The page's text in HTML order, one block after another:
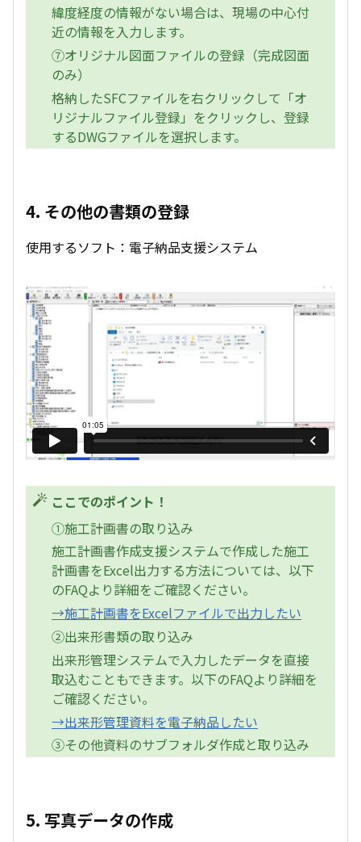
緯度経度の情報がない場合は、現場の中心付
近の情報を入力します。
⑦オリジナル図面ファイルの登録（完成図面
のみ）
格納したSFCファイルを右クリックして「オ
リジナルファイル登録」をクリックし、登録
するDWGファイルを選択します。
4. その他の書類の登録
使用するソフト：電子納品支援システム
ここでのポイント！
①施工計画書の取り込み
施工計画書作成支援システムで作成した施工
計画書をExcel出力する方法については、以下
のFAQより詳細をご確認ください。
→施工計画書をExcelファイルで出力したい
②出来形書類の取り込み
出来形管理システムで入力したデータを直接
取込むこともできます。以下のFAQより詳細を
ご確認ください。
→出来形管理資料を電子納品したい
③その他資料のサブフォルダ作成と取り込み
5. 写真データの作成